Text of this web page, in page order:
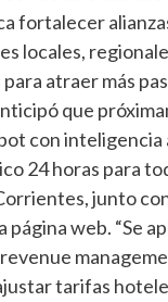
fortalecer
locales,
atraer más
que
con
24 horas para
junto
página web. “Se
tarifas